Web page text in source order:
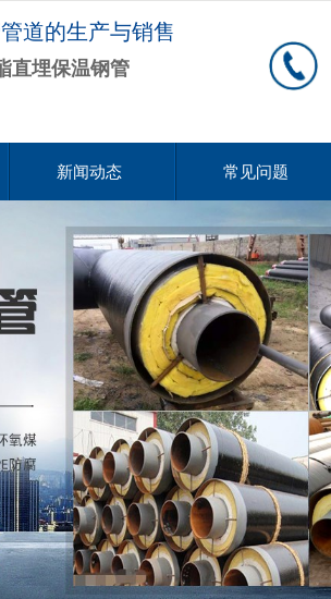
道的生产与销售
直埋保温钢管
新闻动态 常见问题